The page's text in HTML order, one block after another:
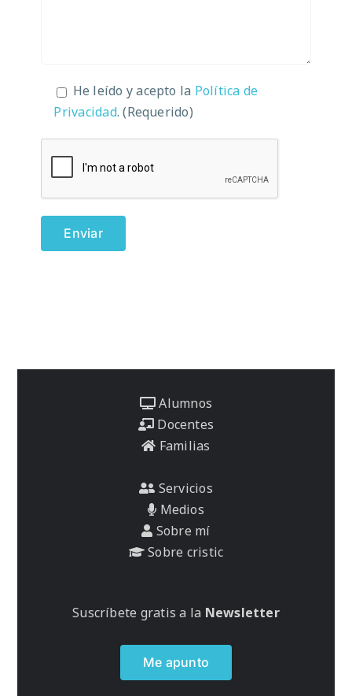
He leído y acepto la Política de
Privacidad. (Requerido)
Alumnos
Docentes
Familias
Servicios
Medios
Sobre mí
Sobre cristic
Suscríbete gratis a la Newsletter
Me apunto